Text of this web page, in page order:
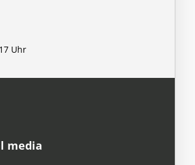
Uhr
media